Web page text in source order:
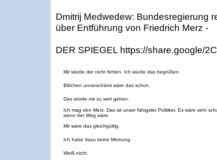
Dmitrij Medwedew: Bundesregierung
über Entführung von Friedrich Merz -
DER SPIEGEL https://share.google/
Mir würde der nicht fehlen. Ich würde das begrüßen.
Bißchen unverschämt wäre das schon.
Das würde mir zu weit gehen.
Ich mag den Merz. Das ist unser fähigster Politiker. Es wäre sehr
wenn der Weg wäre.
Mir wäre das gleichgültig.
Ich habe dazu keine Meinung.
Weiß nicht.